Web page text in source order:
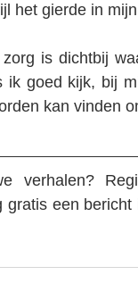
het gierde in
is dichtbij
ik goed kijk, bij
kan vinden
gratis een